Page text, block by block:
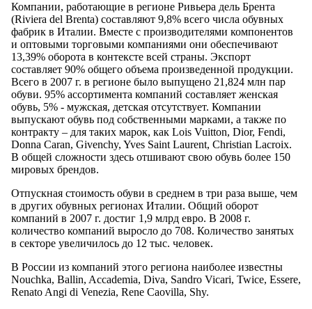
Компании, работающие в регионе Ривьера дель Брента
(Riviera del Brenta) составляют 9,8% всего числа обувных
фабрик в Италии. Вместе с производителями компонентов
и оптовыми торговыми компаниями они обеспечивают
13,39% оборота в контексте всей страны. Экспорт
составляет 90% общего объема произведенной продукции.
Всего в 2007 г. в регионе было выпущено 21,824 млн пар
обуви. 95% ассортимента компаний составляет женская
обувь, 5% - мужская, детская отсутствует. Компании
выпускают обувь под собственными марками, а также по
контракту – для таких марок, как Lois Vuitton, Dior, Fendi,
Donna Caran, Givenchy, Yves Saint Laurent, Christian Lacroix.
В общей сложности здесь отшивают свою обувь более 150
мировых брендов.
Отпускная стоимость обуви в среднем в три раза выше, чем
в других обувных регионах Италии. Общий оборот
компаний в 2007 г. достиг 1,9 млрд евро. В 2008 г.
количество компаний выросло до 708. Количество занятых
в секторе увеличилось до 12 тыс. человек.
В России из компаний этого региона наиболее известны
Nouchka, Ballin, Accademia, Diva, Sandro Vicari, Twice, Essere,
Renato Angi di Venezia, Rene Caovilla, Shy.